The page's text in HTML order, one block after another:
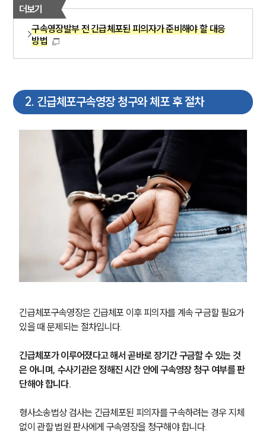
더보기
구속영장발부 전 긴급체포된 피의자가 준비해야 할 대응
방법
2. 긴급체포구속영장 청구와 체포 후 절차
긴급체포구속영장은 긴급체포 이후 피의자를 계속 구금할 필요가
있을 때 문제되는 절차입니다.
긴급체포가 이루어졌다고 해서 곧바로 장기간 구금할 수 있는 것
은 아니며, 수사기관은 정해진 시간 안에 구속영장 청구 여부를 판
단해야 합니다.
형사소송법상 검사는 긴급체포된 피의자를 구속하려는 경우 지체
없이 관할 법원 판사에게 구속영장을 청구해야 합니다.